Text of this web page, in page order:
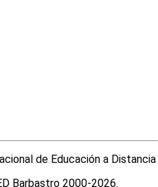
Barbastro 2000-2026.